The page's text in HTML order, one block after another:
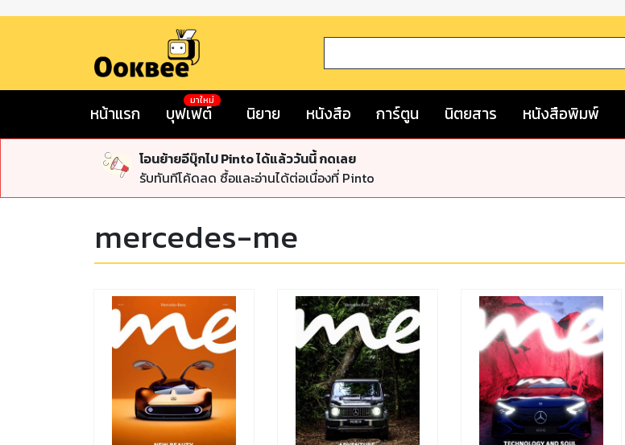
หน้าแรก บุฟเฟต์
มาใหม่
นิยาย หนังสือ การ์ตูน นิตยสาร หนังสือพิมพ์
โอนย้ายอีบุ๊กไป Pinto ได้แล้ววันนี้ กดเลย
รับทันทีโค้ดลด ซื้อและอ่านได้ต่อเนื่องที่ Pinto
mercedes-me